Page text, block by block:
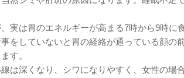
実は胃のエネルギーが高まる7時から9時に
をしていないと胃の経絡が通っている顔の
す。
は深くなり、シワになりやすく、女性の場